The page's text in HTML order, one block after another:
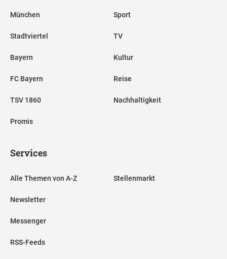
München
Stadtviertel
Bayern
FC Bayern
TSV 1860
Promis
Sport
TV
Kultur
Reise
Nachhaltigkeit
Services
Alle Themen von A-Z
Newsletter
Messenger
RSS-Feeds
Stellenmarkt